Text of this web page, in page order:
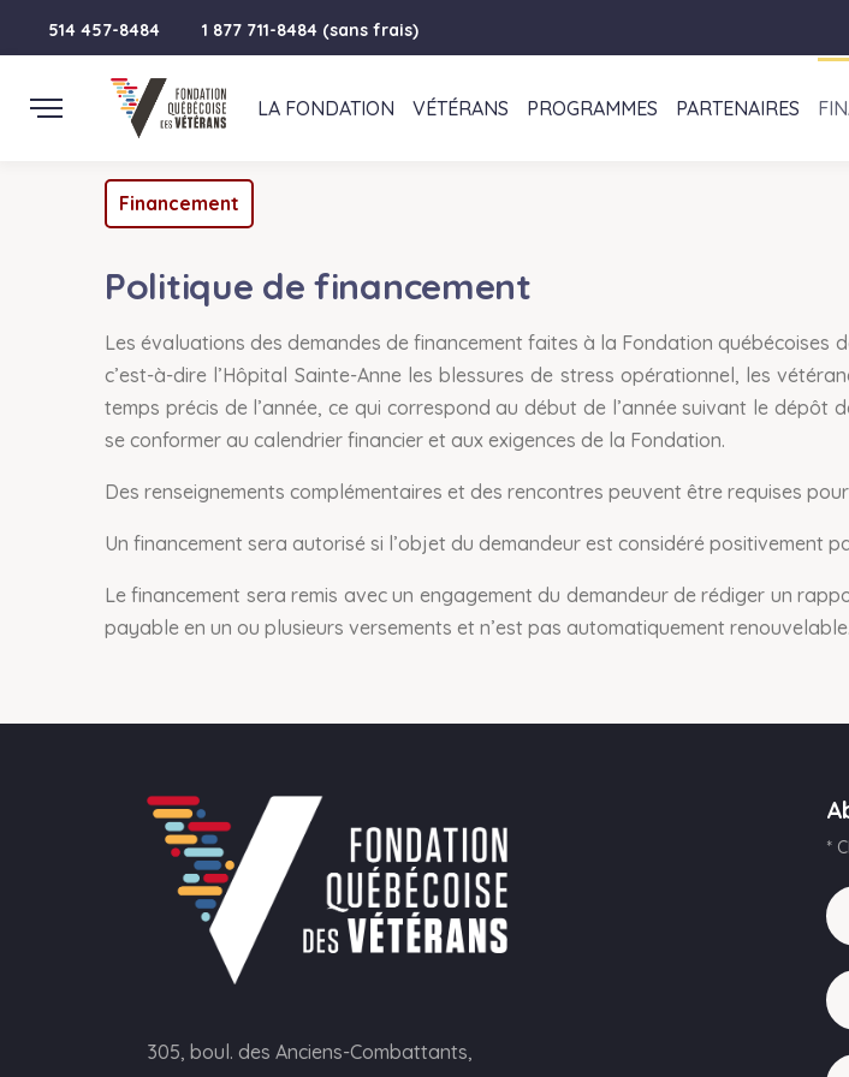
514 457-8484 1 877 711-8484 (sans frais)
LA FONDATION VÉTÉRANS PROGRAMMES PARTENAIRES
Financement
Politique de financement
Les évaluations des demandes de financement faites à la Fondation
c’est-à-dire l’Hôpital Sainte-Anne les blessures de stress opérationnel, les
temps précis de l’année, ce qui correspond au début de l’année suivant le
se conformer au calendrier financier et aux exigences de la Fondation.
Des renseignements complémentaires et des rencontres peuvent être requises
Un financement sera autorisé si l’objet du demandeur est considéré positivement
Le financement sera remis avec un engagement du demandeur de rédiger un
payable en un ou plusieurs versements et n’est pas automatiquement renouvelable.
305, boul. des Anciens-Combattants,
*